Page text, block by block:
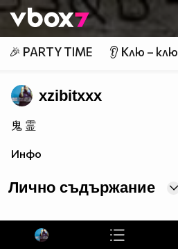
👾
🎉 PARTY TIME 👂 Клю – клю
xzibitxxx
鬼 霊
Инфо
Лично съдържание